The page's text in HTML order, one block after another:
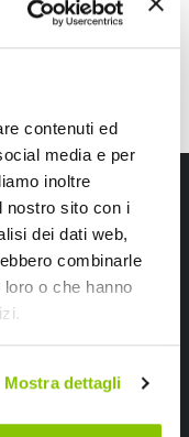
contenuti ed
media e per
inoltre
nostro sito con i
dei dati web,
combinarle
o che hanno
Mostra dettagli
Speedup
primo acquisto online!